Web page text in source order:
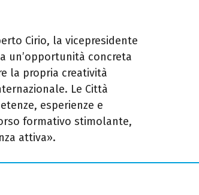
Cirio, la vicepresidente
un’opportunità concreta
la propria creatività
Le Città
esperienze e
formativo stimolante,
attiva».